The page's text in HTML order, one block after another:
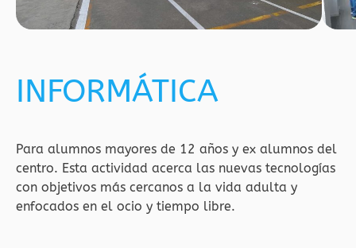
INFORMÁTICA
Para alumnos mayores de 12 años y ex alumnos del
centro. Esta actividad acerca las nuevas tecnologías
con objetivos más cercanos a la vida adulta y
enfocados en el ocio y tiempo libre.